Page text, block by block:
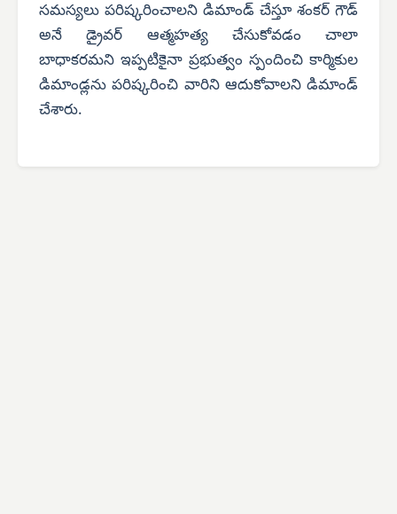
సమస్యలు పరిష్కరించాలని డిమాండ్ చేస్తూ శంకర్ గౌడ్
అనే డ్రైవర్ ఆత్మహత్య చేసుకోవడం చాలా
బాధాకరమని ఇప్పటికైనా ప్రభుత్వం స్పందించి కార్మికుల
డిమాండ్లను పరిష్కరించి వారిని ఆదుకోవాలని డిమాండ్
చేశారు.